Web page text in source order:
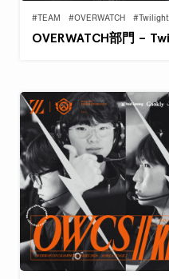
#TEAM #OVERWATCH #Twilight
OVERWATCH部門 –